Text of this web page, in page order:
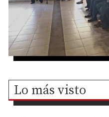
Lo más visto